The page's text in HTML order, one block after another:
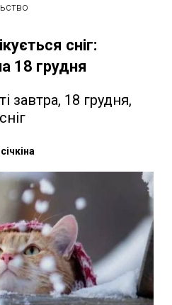
сніг:
18 грудня
завтра, 18 грудня,